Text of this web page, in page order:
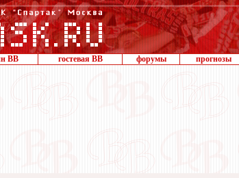
ВВ гостевая ВВ форумы прогнозы